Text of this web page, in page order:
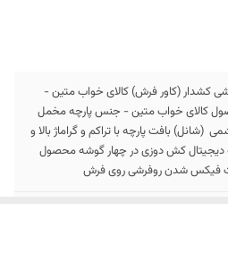
کشدار (کاور فرش) کالای خواب متین -
کالای خواب متین - جنس پارچه مخمل
(شانل) بافت پارچه با تراکم و گراماژ بالا و
کش دوزی در چهار گوشه محصول
فیکس شدن روفرشی روی فرش